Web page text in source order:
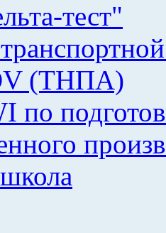
тест"
(ТНПА)
по